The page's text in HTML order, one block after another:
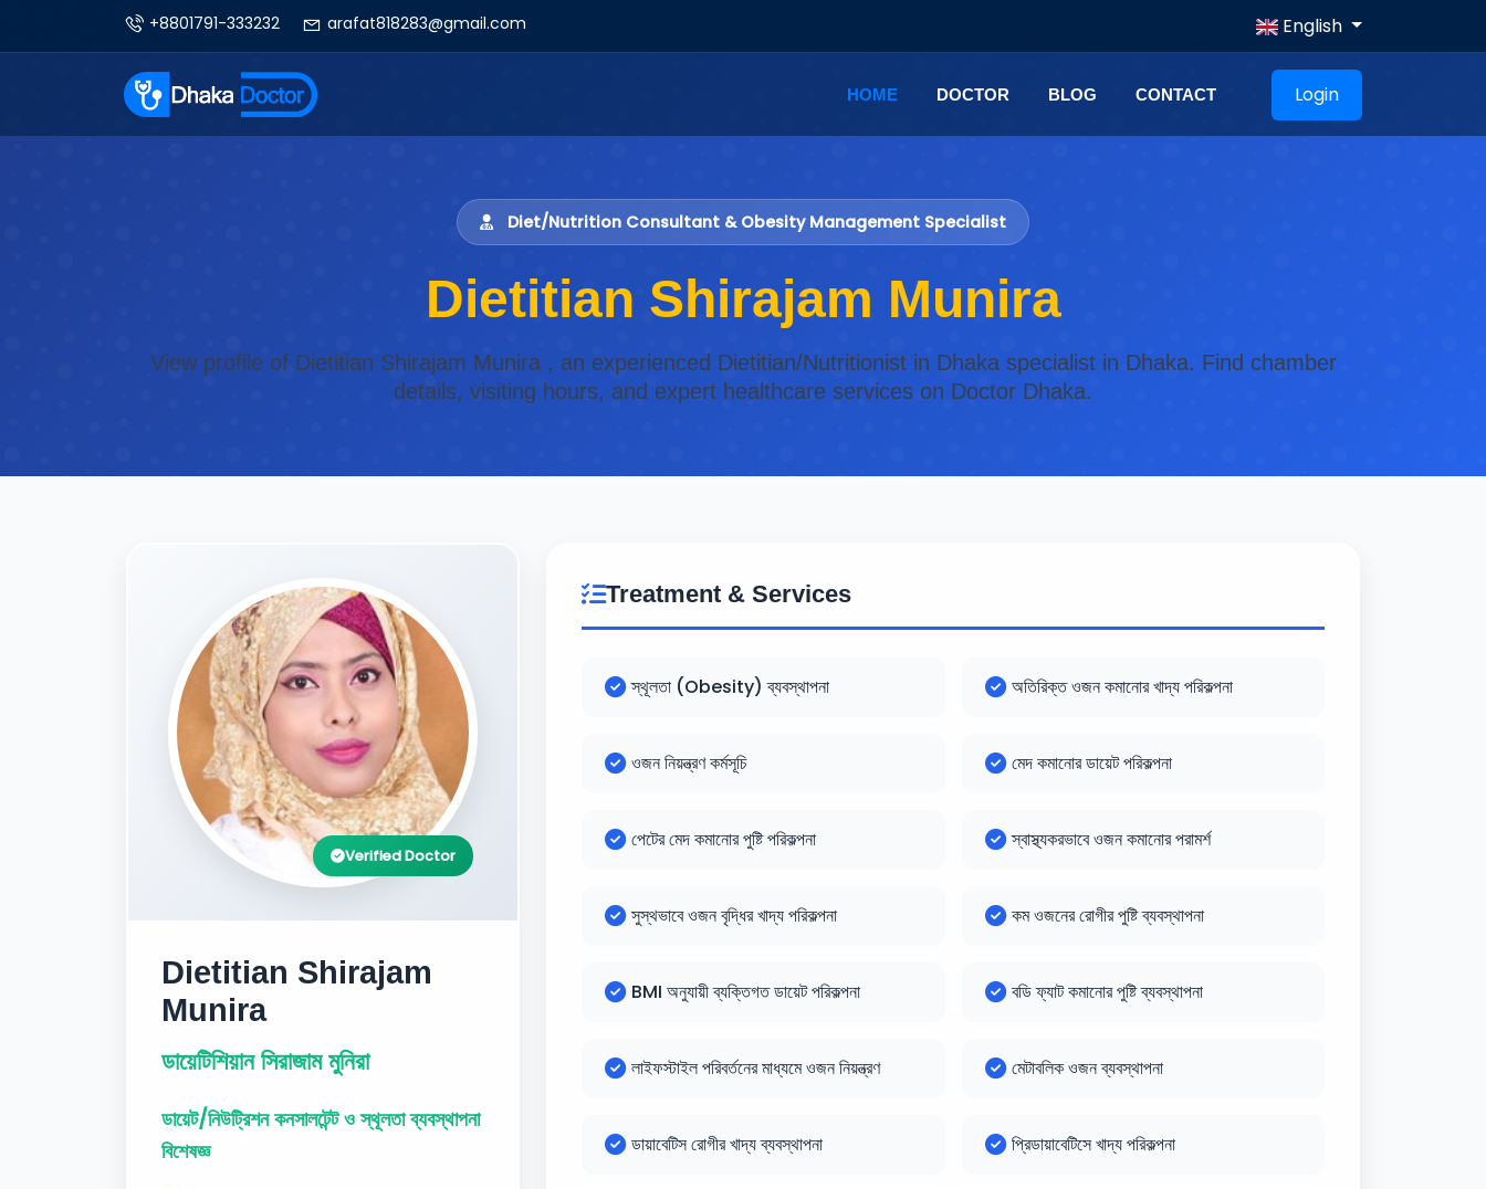
+8801791-333232 arafat818283@gmail.com English
HOME DOCTOR BLOG CONTACT Login
Diet/Nutrition Consultant & Obesity Management Specialist
Dietitian Shirajam Munira
View profile of Dietitian Shirajam Munira , an experienced Dietitian/Nutritionist in Dhaka specialist in Dhaka. Find chamber
details, visiting hours, and expert healthcare services on Doctor Dhaka.
Verified Doctor
Dietitian Shirajam
Munira
ডায়েটিশিয়ান সিরাজাম মুনিরা
ডায়েট/নিউট্রিশন কনসালটেন্ট ও স্থূলতা ব্যবস্থাপনা
বিশেষজ্ঞ
Treatment & Services
স্থূলতা (Obesity) ব্যবস্থাপনা অতিরিক্ত ওজন কমানোর খাদ্য পরিকল্পনা
ওজন নিয়ন্ত্রণ কর্মসূচি মেদ কমানোর ডায়েট পরিকল্পনা
পেটের মেদ কমানোর পুষ্টি পরিকল্পনা স্বাস্থ্যকরভাবে ওজন কমানোর পরামর্শ
সুস্থভাবে ওজন বৃদ্ধির খাদ্য পরিকল্পনা কম ওজনের রোগীর পুষ্টি ব্যবস্থাপনা
BMI অনুযায়ী ব্যক্তিগত ডায়েট পরিকল্পনা বডি ফ্যাট কমানোর পুষ্টি ব্যবস্থাপনা
লাইফস্টাইল পরিবর্তনের মাধ্যমে ওজন নিয়ন্ত্রণ মেটাবলিক ওজন ব্যবস্থাপনা
ডায়াবেটিস রোগীর খাদ্য ব্যবস্থাপনা প্রিডায়াবেটিসে খাদ্য পরিকল্পনা